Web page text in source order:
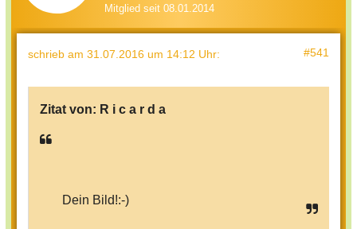
Mitglied seit 08.01.2014
schrieb am 31.07.2016 um 14:12 Uhr: #541
Zitat von: R i c a r d a
Dein Bild!:-)